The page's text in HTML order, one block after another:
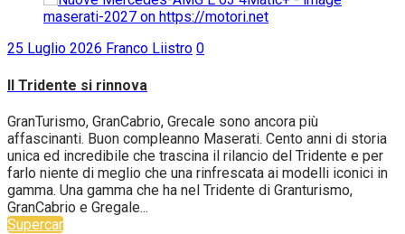
25 Luglio 2026 Franco Liistro 0
Il Tridente si rinnova
GranTurismo, GranCabrio, Grecale sono ancora più
affascinanti. Buon compleanno Maserati. Cento anni di storia
unica ed incredibile che trascina il rilancio del Tridente e per
farlo niente di meglio che una rinfrescata ai modelli iconici in
gamma. Una gamma che ha nel Tridente di Granturismo,
GranCabrio e Gregale...
Supercar